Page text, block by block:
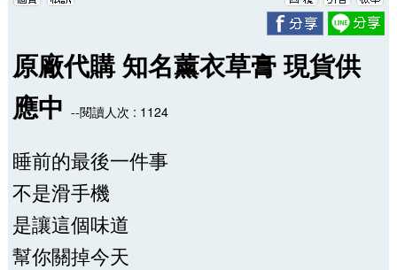
原廠代購 知名薰衣草膏 現貨供
應中 --閱讀人次 : 1124
睡前的最後一件事
不是滑手機
是讓這個味道
幫你關掉今天